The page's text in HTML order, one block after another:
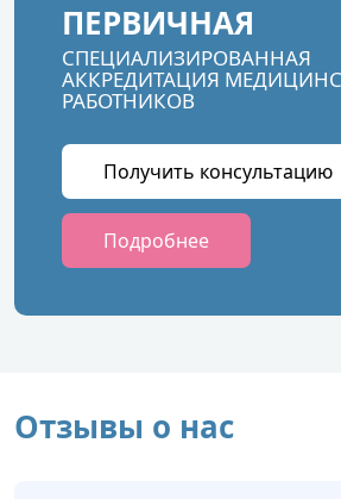
ПЕРВИЧНАЯ
СПЕЦИАЛИЗИРОВАННАЯ
АККРЕДИТАЦИЯ
РАБОТНИКОВ
Получить консультацию
Подробнее
Отзывы о нас